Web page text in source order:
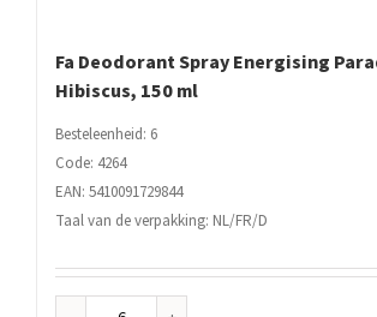
Fa Deodorant Spray Energising
Hibiscus, 150 ml
Besteleenheid: 6
Code: 4264
EAN: 5410091729844
Taal van de verpakking: NL/FR/D